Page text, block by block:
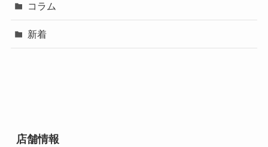
コラム
新着
店舗情報